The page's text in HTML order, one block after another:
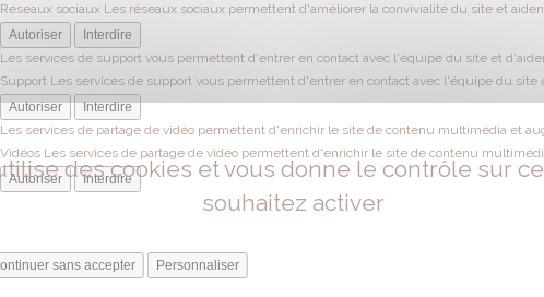
Réseaux sociaux Les réseaux sociaux permettent d'améliorer la convivialité du site et
Autoriser
Interdire
Les services de support vous permettent d'entrer en contact avec l'équipe du site et
Support Les services de support vous permettent d'entrer en contact avec l'équipe du site
Autoriser
Interdire
Les services de partage de vidéo permettent d'enrichir le site de contenu multimédia et
Vidéos Les services de partage de vidéo permettent d'enrichir le site de contenu
Autoriser
Interdire
des cookies et vous donne le contrôle sur
souhaitez activer
sans accepter Personnaliser